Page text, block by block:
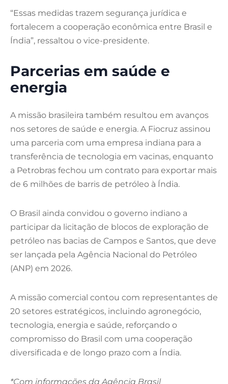
“Essas medidas trazem segurança jurídica e
fortalecem a cooperação econômica entre Brasil e
Índia”, ressaltou o vice-presidente.
Parcerias em saúde e
energia
A missão brasileira também resultou em avanços
nos setores de saúde e energia. A Fiocruz assinou
uma parceria com uma empresa indiana para a
transferência de tecnologia em vacinas, enquanto
a Petrobras fechou um contrato para exportar mais
de 6 milhões de barris de petróleo à Índia.
O Brasil ainda convidou o governo indiano a
participar da licitação de blocos de exploração de
petróleo nas bacias de Campos e Santos, que deve
ser lançada pela Agência Nacional do Petróleo
(ANP) em 2026.
A missão comercial contou com representantes de
20 setores estratégicos, incluindo agronegócio,
tecnologia, energia e saúde, reforçando o
compromisso do Brasil com uma cooperação
diversificada e de longo prazo com a Índia.
*Com informações da Agência Brasil